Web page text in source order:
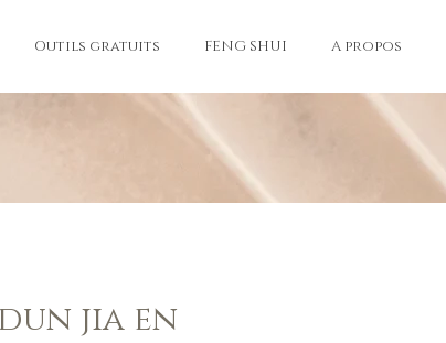
Outils gratuits FENG SHUI A propos
jia en